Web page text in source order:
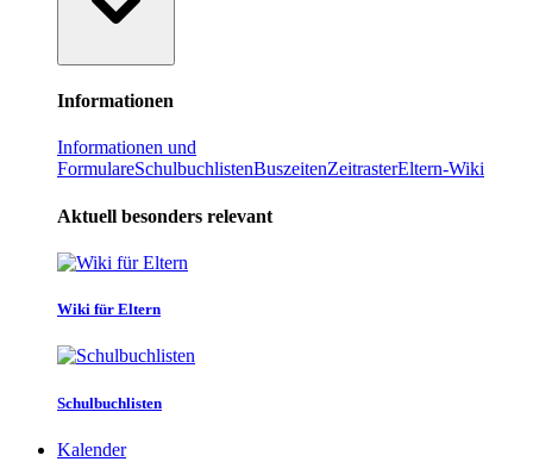
Informationen
Informationen und
FormulareSchulbuchlistenBuszeitenZeitrasterEltern-Wiki
Aktuell besonders relevant
Wiki für Eltern
Schulbuchlisten
Kalender